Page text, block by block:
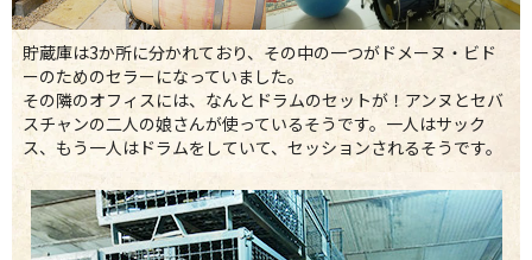
貯蔵庫は3か所に分かれており、その中の一つがドメーヌ・ビド
ーのためのセラーになっていました。
その隣のオフィスには、なんとドラムのセットが！アンヌとセバ
スチャンの二人の娘さんが使っているそうです。一人はサック
ス、もう一人はドラムをしていて、セッションされるそうです。